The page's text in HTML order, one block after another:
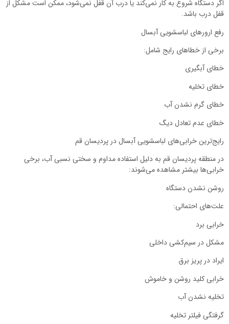
اگر دستگاه شروع به کار نمی‌کند یا درب آن قفل نمی‌شود، ممکن است مشکل از
قفل درب باشد.
رفع ارورهای لباسشویی آبسال
برخی از خطاهای رایج شامل:
خطای آبگیری
خطای تخلیه
خطای گرم نشدن آب
خطای عدم تعادل دیگ
رایج‌ترین خرابی‌های لباسشویی آبسال در پردیسان قم
در منطقه پردیسان قم به دلیل استفاده مداوم و سختی نسبی آب، برخی
خرابی‌ها بیشتر مشاهده می‌شوند:
روشن نشدن دستگاه
علت‌های احتمالی:
خرابی برد
مشکل در سیم‌کشی داخلی
ایراد در پریز برق
خرابی کلید روشن و خاموش
تخلیه نشدن آب
گرفتگی فیلتر تخلیه